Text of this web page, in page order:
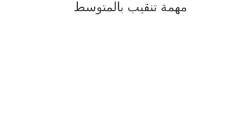
مهمة تنقيب بالمتوسط